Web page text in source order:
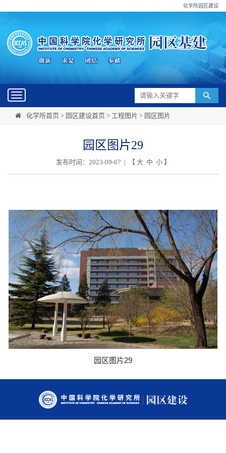
化学所园区建设
Toggle
navigation
化学所首页 > 园区建设首页 > 工程图片 > 园区图片
园区图片29
发布时间：2023-09-07 | 【 大 中 小】
园区图片29